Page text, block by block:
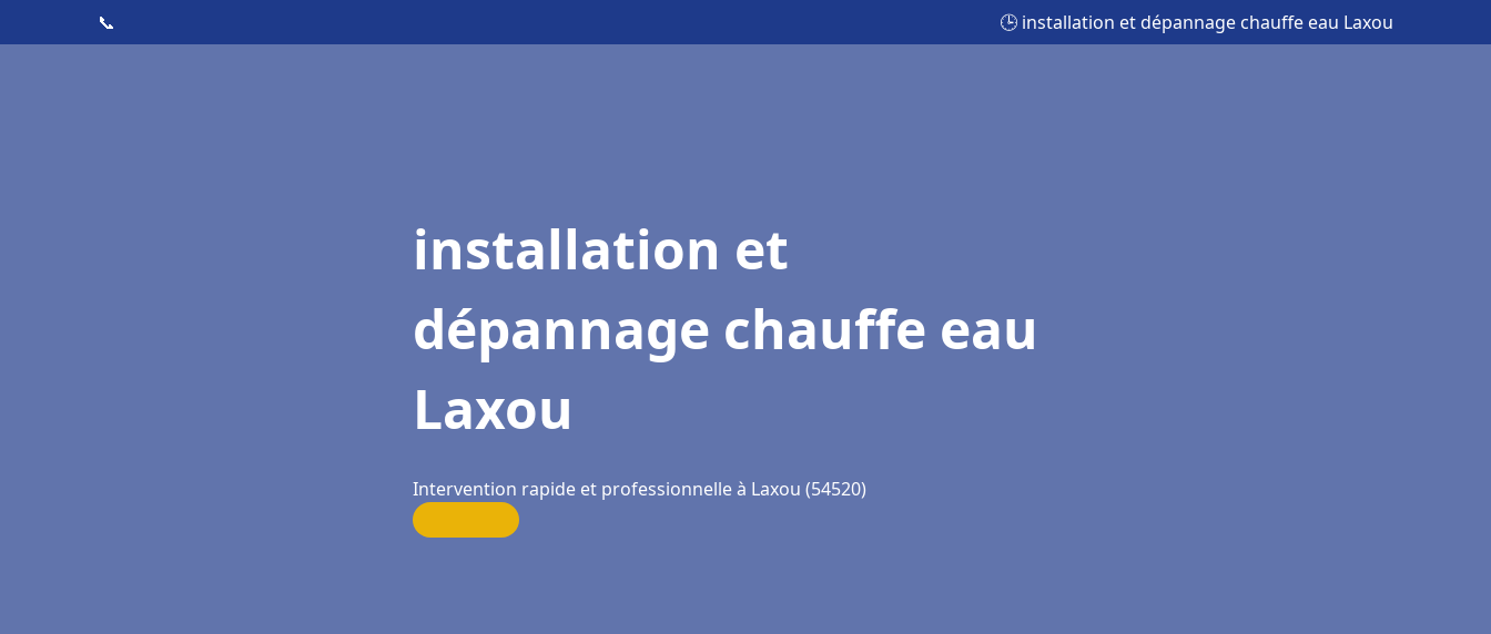
📞 🕒 installation et dépannage chauffe eau Laxou
installation et
dépannage chauffe eau
Laxou
Intervention rapide et professionnelle à Laxou (54520)